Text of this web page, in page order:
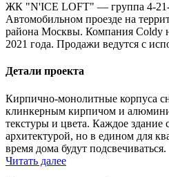
ЖК "N'ICE LOFT" — группа 4-21-
Автомобильном проезде на
района Москвы. Компания Coldy
2021 года. Продажи ведутся с
Детали проекта
Кирпично-монолитные корпуса
клинкерным кирпичом и
текстуры и цвета. Каждое здание
архитектурой, но в едином для
время дома будут подсвечиваться.
Читать далее